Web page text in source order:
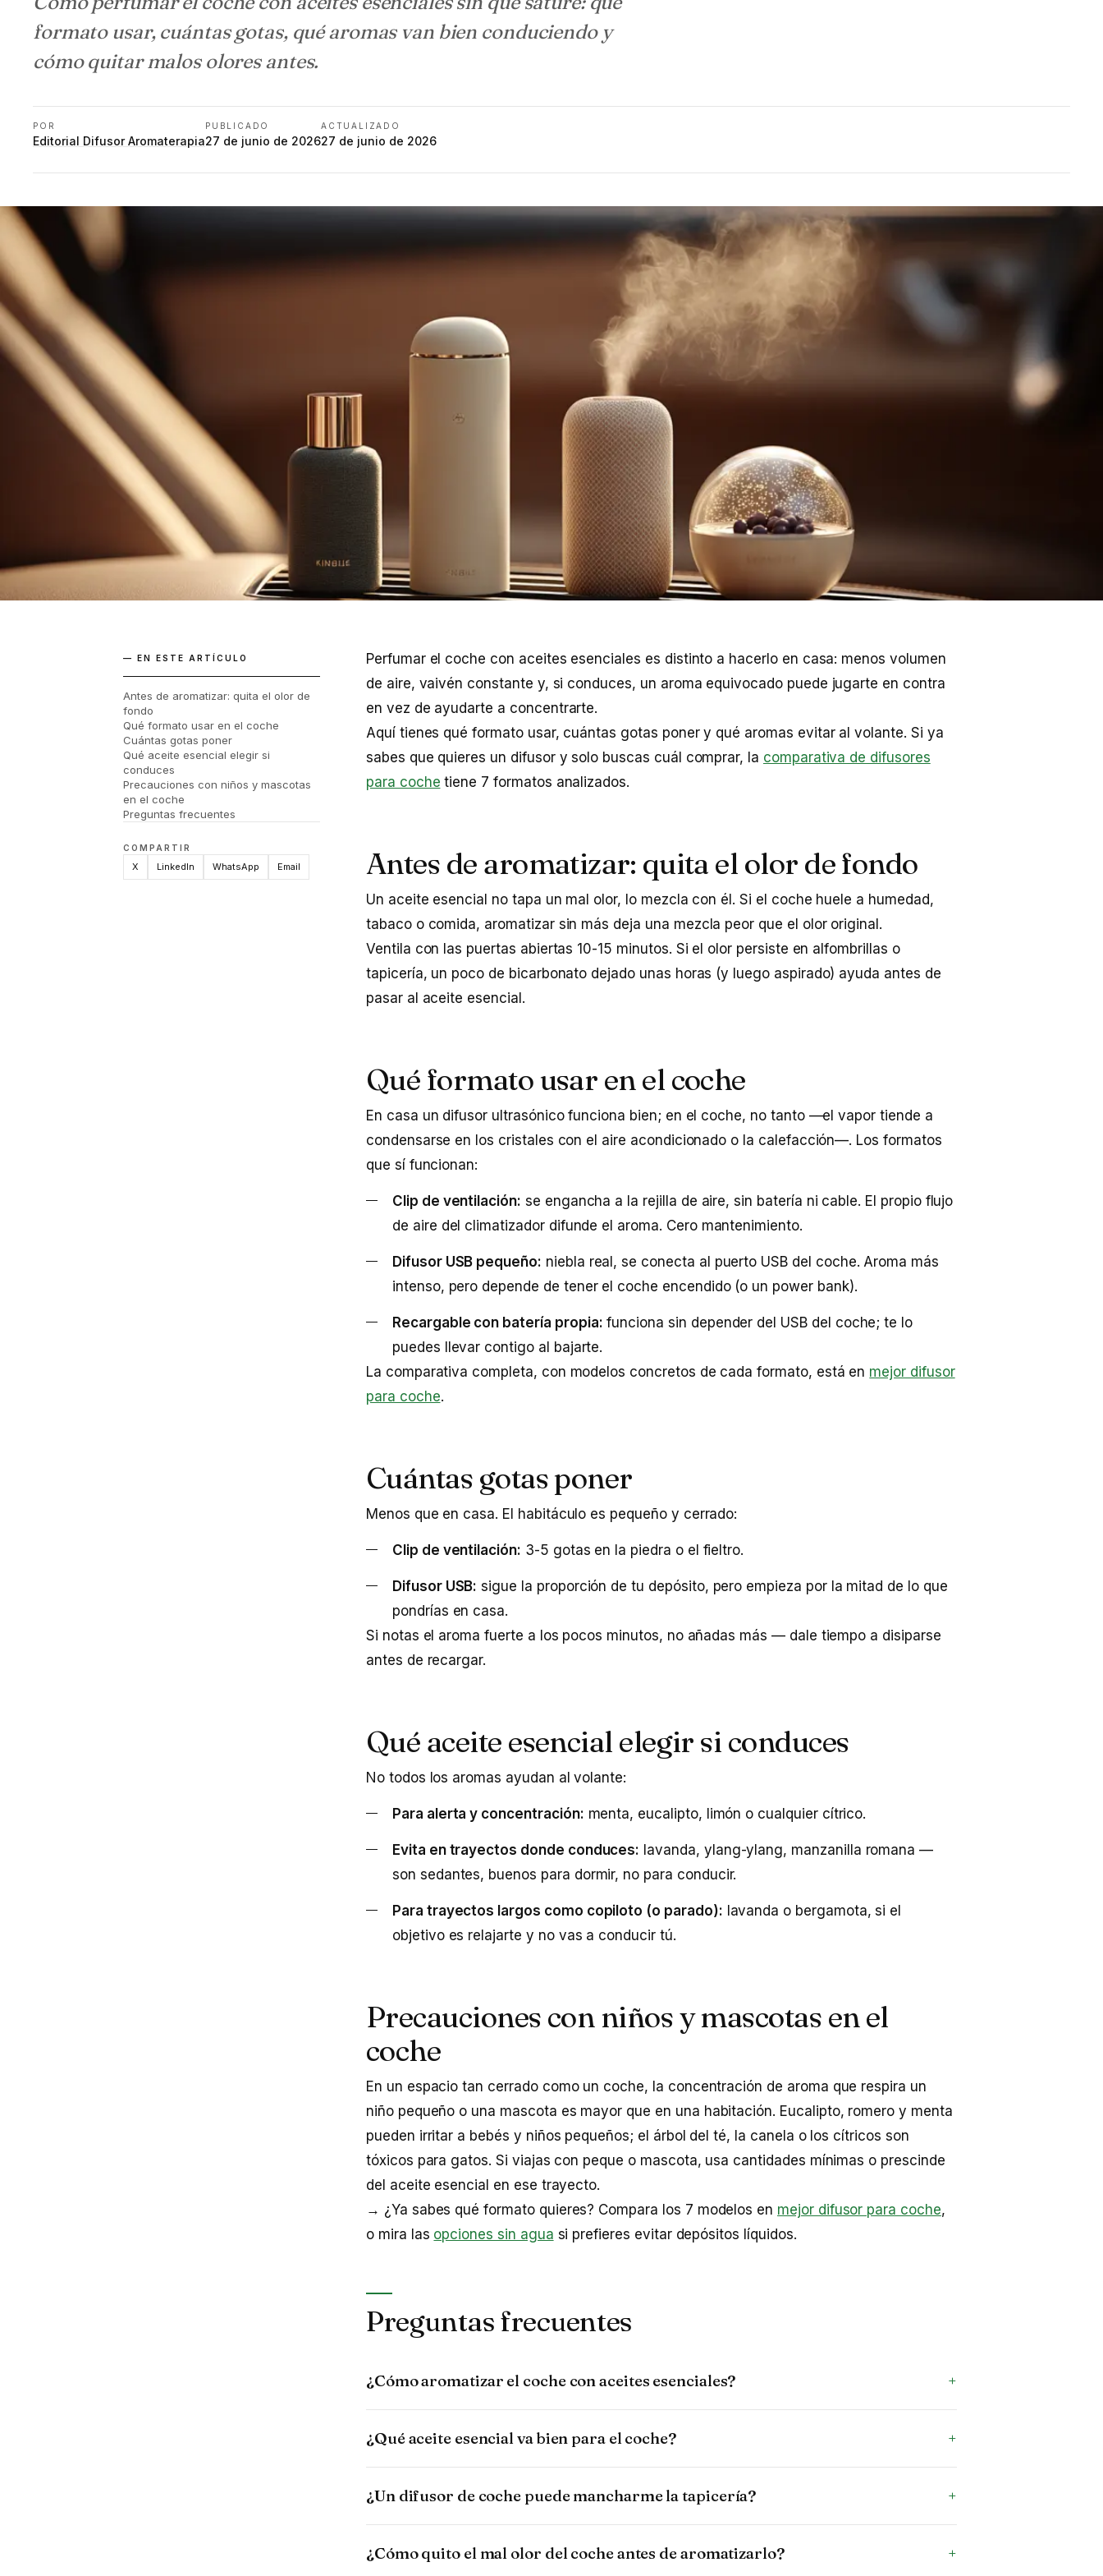
formato usar, cuántas gotas, qué aromas van bien conduciendo y
cómo quitar malos olores antes.
POR
Editorial Difusor Aromaterapia
PUBLICADO
27 de junio de 2026
ACTUALIZADO
27 de junio de 2026
— EN ESTE ARTÍCULO
Antes de aromatizar: quita el olor de
fondo
Qué formato usar en el coche
Cuántas gotas poner
Qué aceite esencial elegir si
conduces
Precauciones con niños y mascotas
en el coche
Preguntas frecuentes
COMPARTIR
X LinkedIn WhatsApp Email
Perfumar el coche con aceites esenciales es distinto a hacerlo en casa: menos volumen
de aire, vaivén constante y, si conduces, un aroma equivocado puede jugarte en contra
en vez de ayudarte a concentrarte.
Aquí tienes qué formato usar, cuántas gotas poner y qué aromas evitar al volante. Si ya
sabes que quieres un difusor y solo buscas cuál comprar, la comparativa de difusores
para coche tiene 7 formatos analizados.
Antes de aromatizar: quita el olor de fondo
Un aceite esencial no tapa un mal olor, lo mezcla con él. Si el coche huele a humedad,
tabaco o comida, aromatizar sin más deja una mezcla peor que el olor original.
Ventila con las puertas abiertas 10-15 minutos. Si el olor persiste en alfombrillas o
tapicería, un poco de bicarbonato dejado unas horas (y luego aspirado) ayuda antes de
pasar al aceite esencial.
Qué formato usar en el coche
En casa un difusor ultrasónico funciona bien; en el coche, no tanto —el vapor tiende a
condensarse en los cristales con el aire acondicionado o la calefacción—. Los formatos
que sí funcionan:
Clip de ventilación: se engancha a la rejilla de aire, sin batería ni cable. El propio flujo
de aire del climatizador difunde el aroma. Cero mantenimiento.
Difusor USB pequeño: niebla real, se conecta al puerto USB del coche. Aroma más
intenso, pero depende de tener el coche encendido (o un power bank).
Recargable con batería propia: funciona sin depender del USB del coche; te lo
puedes llevar contigo al bajarte.
La comparativa completa, con modelos concretos de cada formato, está en mejor difusor
para coche.
Cuántas gotas poner
Menos que en casa. El habitáculo es pequeño y cerrado:
Clip de ventilación: 3-5 gotas en la piedra o el fieltro.
Difusor USB: sigue la proporción de tu depósito, pero empieza por la mitad de lo que
pondrías en casa.
Si notas el aroma fuerte a los pocos minutos, no añadas más — dale tiempo a disiparse
antes de recargar.
Qué aceite esencial elegir si conduces
No todos los aromas ayudan al volante:
Para alerta y concentración: menta, eucalipto, limón o cualquier cítrico.
Evita en trayectos donde conduces: lavanda, ylang-ylang, manzanilla romana —
son sedantes, buenos para dormir, no para conducir.
Para trayectos largos como copiloto (o parado): lavanda o bergamota, si el
objetivo es relajarte y no vas a conducir tú.
Precauciones con niños y mascotas en el
coche
En un espacio tan cerrado como un coche, la concentración de aroma que respira un
niño pequeño o una mascota es mayor que en una habitación. Eucalipto, romero y menta
pueden irritar a bebés y niños pequeños; el árbol del té, la canela o los cítricos son
tóxicos para gatos. Si viajas con peque o mascota, usa cantidades mínimas o prescinde
del aceite esencial en ese trayecto.
→ ¿Ya sabes qué formato quieres? Compara los 7 modelos en mejor difusor para coche,
o mira las opciones sin agua si prefieres evitar depósitos líquidos.
Preguntas frecuentes
¿Cómo aromatizar el coche con aceites esenciales?
¿Qué aceite esencial va bien para el coche?
¿Un difusor de coche puede mancharme la tapicería?
¿Cómo quito el mal olor del coche antes de aromatizarlo?